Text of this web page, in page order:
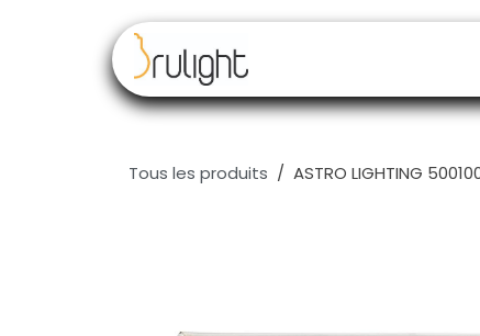
Tous les produits ASTRO LIGHTING